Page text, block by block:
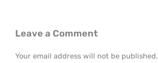
Leave a Comment
Your email address will not be published.